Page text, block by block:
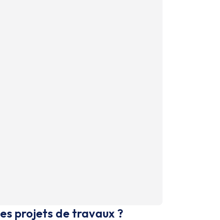
projets de travaux ?